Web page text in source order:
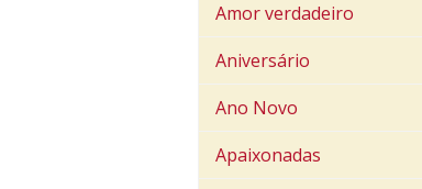
Amor verdadeiro
Aniversário
Ano Novo
Apaixonadas